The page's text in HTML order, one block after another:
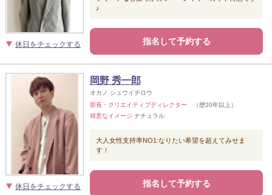
休日をチェックする
♪
指名して予約する
休日をチェックする
岡野 秀一郎
オカノ シュウイチロウ
部長・クリエイティブディレクター
（歴20年以上）
得意なイメージ ナチュラル
大人女性支持率NO1:なりたい希望を超えてみせま
す！
指名して予約する